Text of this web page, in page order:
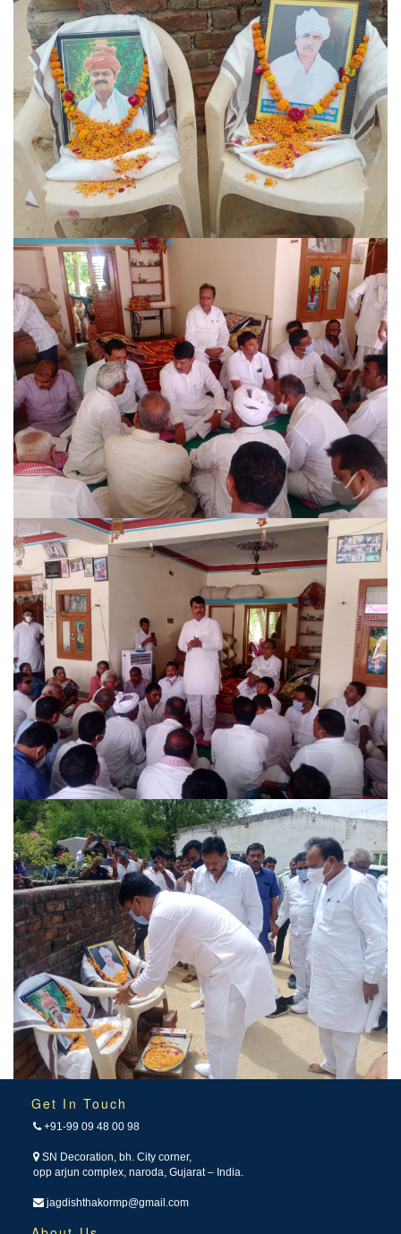
Get In Touch
+91-99 09 48 00 98
SN Decoration, bh. City corner,
opp arjun complex, naroda, Gujarat – India.
jagdishthakormp@gmail.com